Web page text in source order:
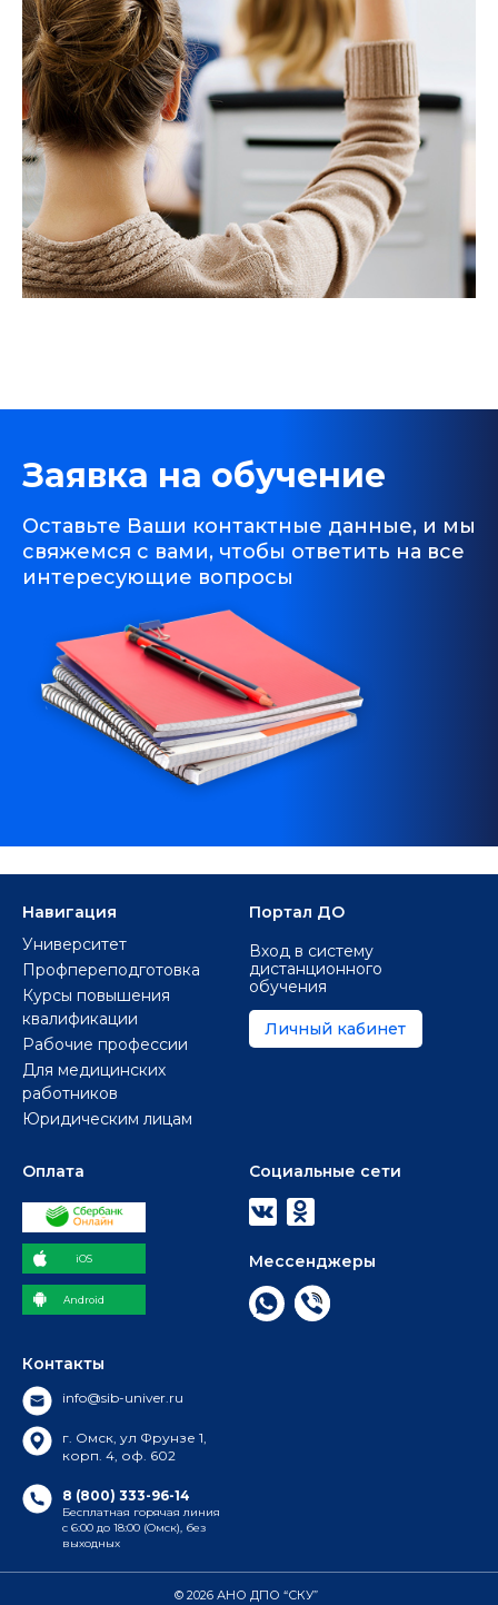
Заявка на обучение
Оставьте Ваши контактные данные, и мы
свяжемся с вами, чтобы ответить на все
интересующие вопросы
Навигация
Университет
Профпереподготовка
Курсы повышения
квалификации
Рабочие профессии
Для медицинских
работников
Юридическим лицам
Портал ДО
Вход в систему
дистанционного
обучения
Личный кабинет
Оплата
iOS
Android
Социальные сети
Мессенджеры
Контакты
info@sib-univer.ru
г. Омск, ул Фрунзе 1,
корп. 4, оф. 602
8 (800) 333-96-14
Бесплатная горячая линия
с 6:00 до 18:00 (Омск), без
выходных
© 2026 АНО ДПО “СКУ”